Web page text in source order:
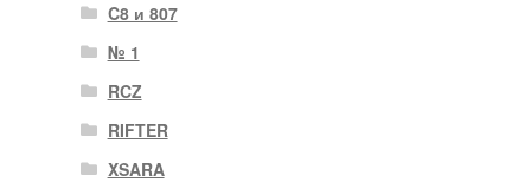
C8 и 807
№ 1
RCZ
RIFTER
XSARA